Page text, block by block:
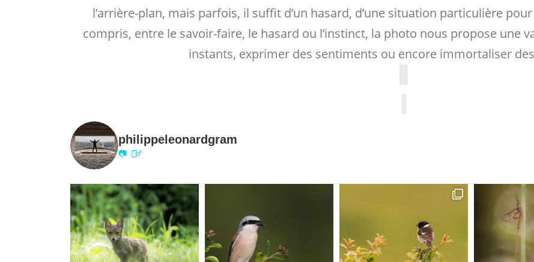
l’arrière-plan, mais parfois, il suffit d’un hasard, d’une situation particulière
compris, entre le savoir-faire, le hasard ou l’instinct, la photo nous propose une
instants, exprimer des sentiments ou encore immortaliser
philippeleonardgram
📷 🙋‍♂️